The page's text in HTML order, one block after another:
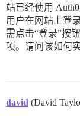
站已经使用
用户在网站上登
需点击“登录”按
项。请问该如何实
david (David